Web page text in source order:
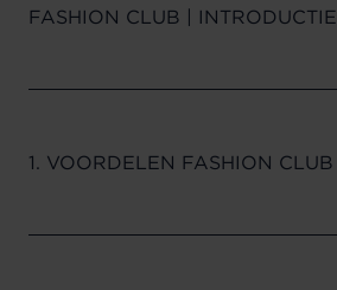
FASHION CLUB | INTRODUCTIE
1. VOORDELEN FASHION CLUB